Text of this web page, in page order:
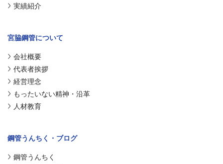
実績紹介
宮脇鋼管について
会社概要
代表者挨拶
経営理念
もったいない精神・沿革
人材教育
鋼管うんちく・ブログ
鋼管うんちく